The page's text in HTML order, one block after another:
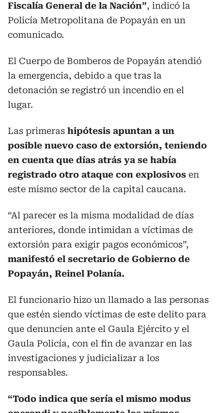
Fiscalía General de la Nación”, indicó la
Policía Metropolitana de Popayán en un
comunicado.
El Cuerpo de Bomberos de Popayán atendió
la emergencia, debido a que tras la
detonación se registró un incendio en el
lugar.
Las primeras hipótesis apuntan a un
posible nuevo caso de extorsión, teniendo
en cuenta que días atrás ya se había
registrado otro ataque con explosivos en
este mismo sector de la capital caucana.
“Al parecer es la misma modalidad de días
anteriores, donde intimidan a víctimas de
extorsión para exigir pagos económicos”,
manifestó el secretario de Gobierno de
Popayán, Reinel Polanía.
El funcionario hizo un llamado a las personas
que estén siendo víctimas de este delito para
que denuncien ante el Gaula Ejército y el
Gaula Policía, con el fin de avanzar en las
investigaciones y judicializar a los
responsables.
“Todo indica que sería el mismo modus